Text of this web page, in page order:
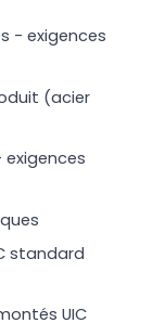
- exigences
(acier
standard
UIC